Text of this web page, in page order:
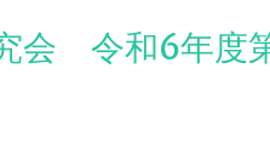
会 令和6年度